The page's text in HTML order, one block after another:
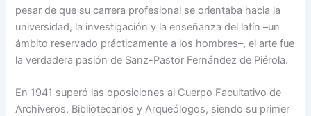
pesar de que su carrera profesional se orientaba hacia la
universidad, la investigación y la enseñanza del latín –un
ámbito reservado prácticamente a los hombres–, el arte fue
la verdadera pasión de Sanz-Pastor Fernández de Piérola.
En 1941 superó las oposiciones al Cuerpo Facultativo de
Archiveros, Bibliotecarios y Arqueólogos, siendo su primer